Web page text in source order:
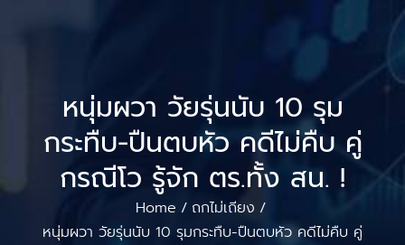
หนุ่มผวา วัยรุ่นนับ 10 รุม
กระทืบ-ปืนตบหัว คดีไม่คืบ คู่
กรณีโว รู้จัก ตร.ทั้ง สน. !
Home / ถกไม่เถียง /
หนุ่มผวา วัยรุ่นนับ 10 รุมกระทืบ-ปืนตบหัว คดีไม่คืบ คู่